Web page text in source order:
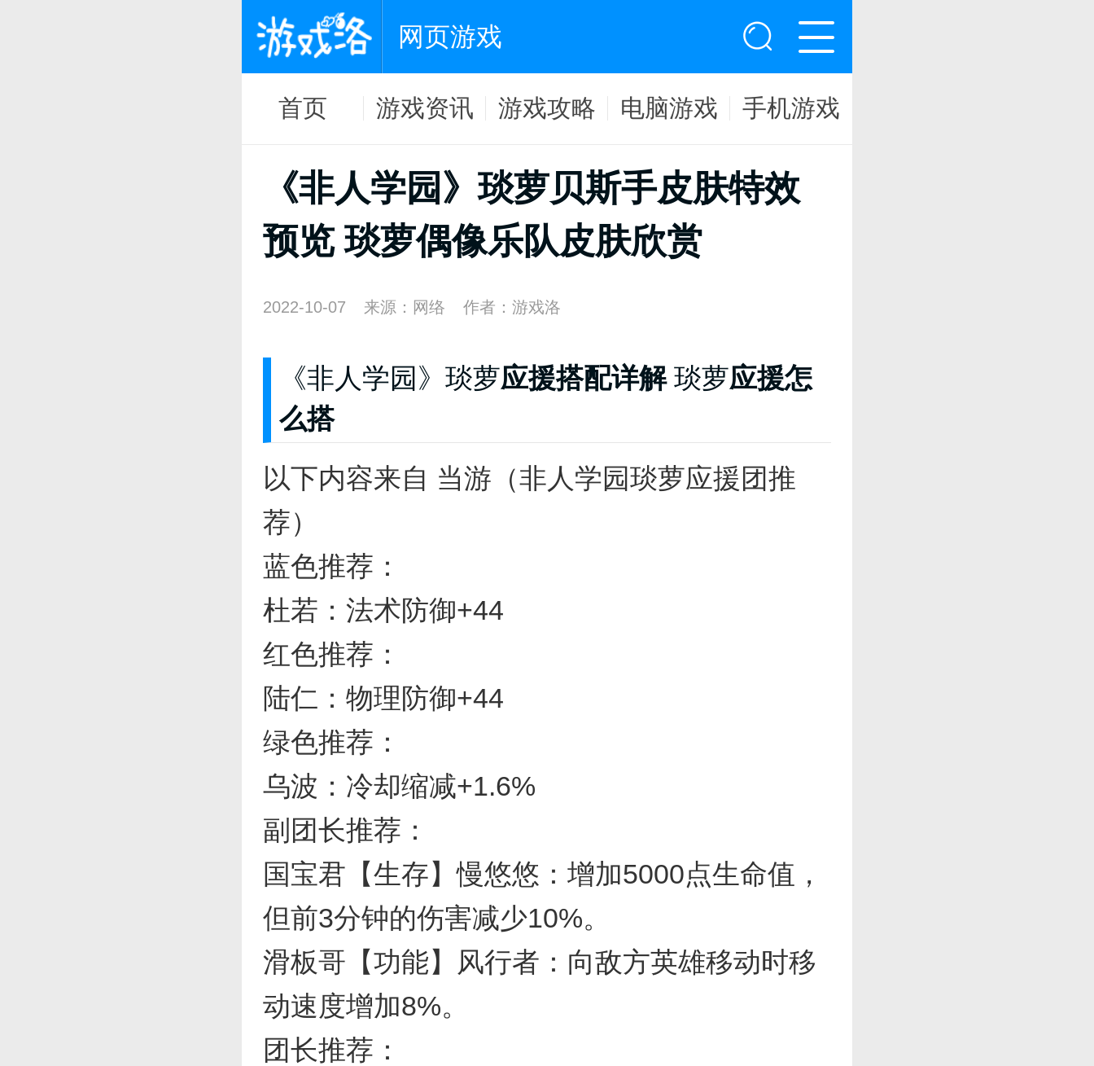
网页游戏
首页 游戏资讯 游戏攻略 电脑游戏 手机游戏
《非人学园》琰萝贝斯手皮肤特效
预览 琰萝偶像乐队皮肤欣赏
2022-10-07 来源：网络 作者：游戏洛
《非人学园》琰萝应援搭配详解 琰萝应援怎
么搭
以下内容来自 当游（非人学园琰萝应援团推
荐）
蓝色推荐：
杜若：法术防御+44
红色推荐：
陆仁：物理防御+44
绿色推荐：
乌波：冷却缩减+1.6%
副团长推荐：
国宝君【生存】慢悠悠：增加5000点生命值，
但前3分钟的伤害减少10%。
滑板哥【功能】风行者：向敌方英雄移动时移
动速度增加8%。
团长推荐：